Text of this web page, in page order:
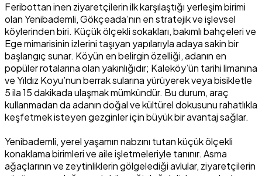
Feribottan inen ziyaretçilerin ilk karşılaştığı yerleşim birimi
olan Yenibademli, Gökçeada’nın en stratejik ve işlevsel
köylerinden biri. Küçük ölçekli sokakları, bakımlı bahçeleri ve
Ege mimarisinin izlerini taşıyan yapılarıyla adaya sakin bir
başlangıç sunar. Köyün en belirgin özelliği, adanın en
popüler rotalarına olan yakınlığıdır; Kaleköy’ün tarihi limanına
ve Yıldız Koyu’nun berrak sularına yürüyerek veya bisikletle
5 ila 15 dakikada ulaşmak mümkündür. Bu durum, araç
kullanmadan da adanın doğal ve kültürel dokusunu rahatlıkla
keşfetmek isteyen gezginler için büyük bir avantaj sağlar.
Yenibademli, yerel yaşamın nabzını tutan küçük ölçekli
konaklama birimleri ve aile işletmeleriyle tanınır. Asma
ağaçlarının ve zeytinliklerin gölgelediği avlular, ziyaretçilerin